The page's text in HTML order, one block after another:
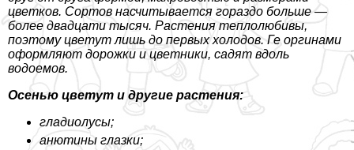
цветков. Сортов насчитывается гораздо больше —
более двадцати тысяч. Растения теплолюбивы,
поэтому цветут лишь до первых холодов. Ге opгинами
оформляют дорожки и цветники, садят вдоль
водоемов.
Осенью цветут и другие растения:
гладиолусы;
анютины глазки;